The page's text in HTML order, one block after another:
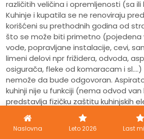
različitih veličina i opremljenosti (sa
Kuhinje i kupatila se ne renoviraju
korišćeni su prethodnih godina od
što se može biti primetno (pojedena
vode, popravljane instalacije, cevi,
limeni delovi npr frižidera, odvoda,
osigurača, fleke od komaracam i
nemože da bude odgovoran.
kuhinji nije u funkciji (nema odvod
predstavlja fizičku zaštitu kuhinjskih
isparenja sa rešoa. Organizator je
funkcionalnost smeštaja, a ne da
estetski izgled.
Sve usluge
Naslovna Leto 2026 Last